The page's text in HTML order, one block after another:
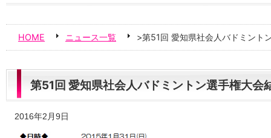
HOME ニュース一覧 >第51回 愛知県社会人バドミント
第51回 愛知県社会人バドミントン選手権大会
2016年2月9日